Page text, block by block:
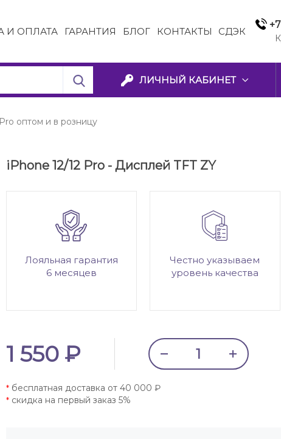
И ОПЛАТА ГАРАНТИЯ БЛОГ КОНТАКТЫ СДЭК
ЛИЧНЫЙ КАБИНЕТ
оптом и в розницу
iPhone 12/12 Pro - Дисплей TFT ZY
Лояльная гарантия
6 месяцев
Честно указываем
уровень качества
1 550 ₽
*бесплатная доставка от 40 000 ₽
*скидка на первый заказ 5%